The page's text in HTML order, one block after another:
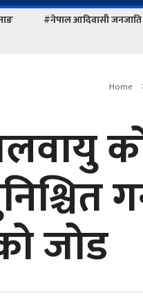
#नेपाल आदिवासी
Home
जोड